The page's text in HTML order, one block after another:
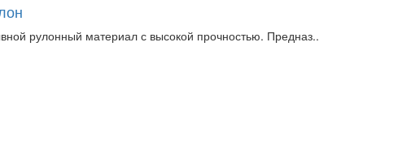
рулонный материал с высокой прочностью. Предназ..